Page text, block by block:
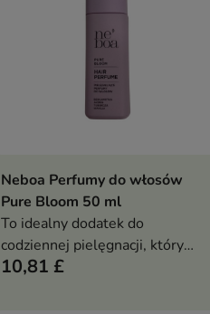
Dodaj do koszyka
Neboa Perfumy do włosów
Pure Bloom 50 ml
To idealny dodatek do
codziennej pielęgnacji, który
podkreśla wyjątkowy charakter
10,81 £